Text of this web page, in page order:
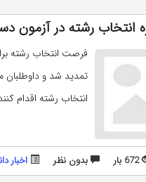
رشته در آزمون دستیاری 94
فرصت انتخاب رشته
انتخاب رشته اقدام
672 بار بدون نظر اخبار